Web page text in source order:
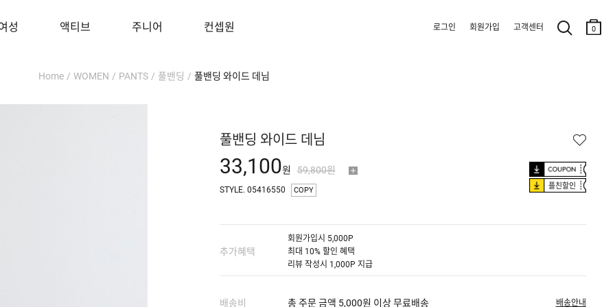
성 액티브 주니어 컨셉원 로그인 회원가입 고객센터 0
Home / WOMEN / PANTS / 풀밴딩 / 풀밴딩 와이드 데님
풀밴딩 와이드 데님
33,100원 59,800원
플친할인
STYLE. 05416550 COPY
추가혜택
회원가입시 5,000P
최대 10% 할인 혜택
리뷰 작성시 1,000P 지급
배송비 총 주문 금액 5,000원 이상 무료배송 배송안내